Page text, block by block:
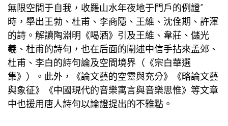
無限空間于自我，收羅山水年夜地于門戶的例證”
時，舉出王勃、杜甫、李商隱、王維、沈佺期、許渾
的詩。解讀陶淵明《喝酒》引及王維、韋莊、儲光
羲、杜甫的詩句，也在后面的闡述中信手拈來孟郊、
杜甫、李白的詩句論及空間境界（《宗白華選
集》）。此外，《論文藝的空靈與充分》《略論文藝
與象征》《中國現代的音樂寓言與音樂思惟》等文章
中也援用唐人詩句以論證提出的不雅點。